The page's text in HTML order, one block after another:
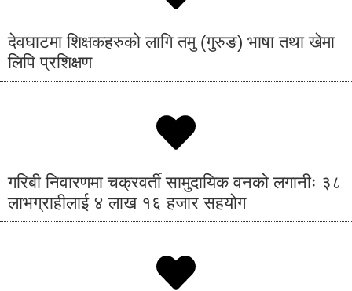
देवघाटमा शिक्षकहरुको लागि तमु (गुरुङ) भाषा तथा खेमा
लिपि प्रशिक्षण
गरिबी निवारणमा चक्रवर्ती सामुदायिक वनको लगानीः ३८
लाभग्राहीलाई ४ लाख १६ हजार सहयोग